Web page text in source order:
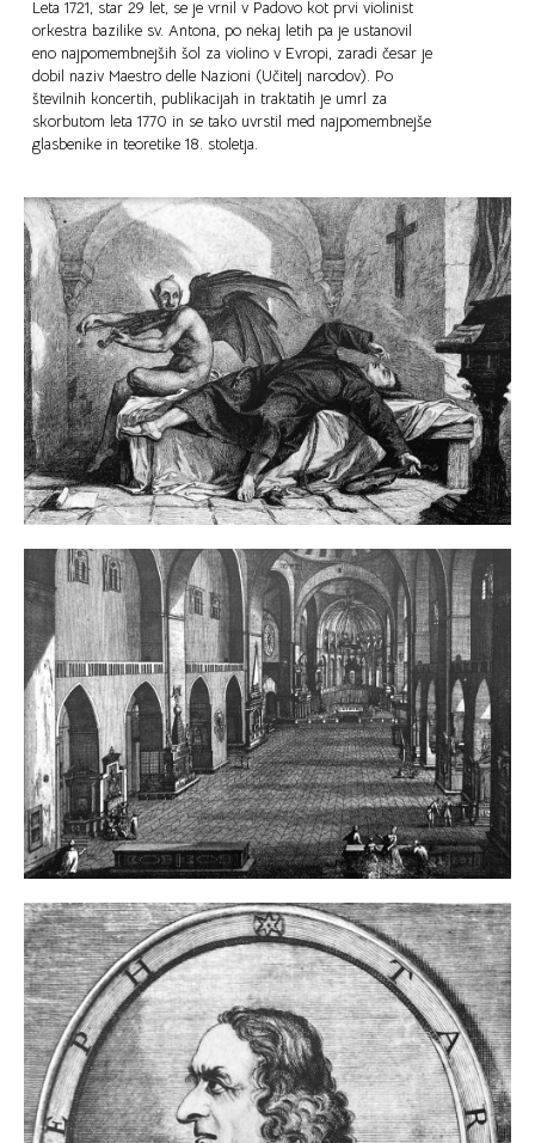
Leta 1721, star 29 let, se je vrnil v Padovo kot prvi violinist
orkestra bazilike sv. Antona, po nekaj letih pa je ustanovil
eno najpomembnejših šol za violino v Evropi, zaradi česar je
dobil naziv Maestro delle Nazioni (Učitelj narodov). Po
številnih koncertih, publikacijah in traktatih je umrl za
skorbutom leta 1770 in se tako uvrstil med najpomembnejše
glasbenike in teoretike 18. stoletja.